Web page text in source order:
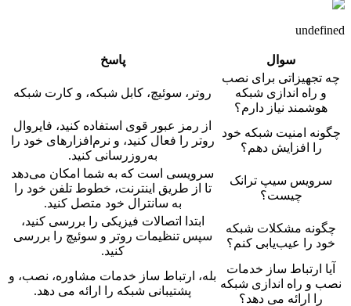
undefined
سوال
پاسخ
چه تجهیزاتی برای نصب
و راه اندازی شبکه
هوشمند نیاز دارم؟
روتر، سوئیچ، کابل شبکه، و کارت شبکه
چگونه امنیت شبکه خود
را افزایش دهم؟
از رمز عبور قوی استفاده کنید، فایروال
روتر را فعال کنید، و نرم‌افزارهای خود را
به‌روزرسانی کنید.
سرویس سیپ ترانک
چیست؟
سرویسی است که به شما امکان می‌دهد
تا از طریق اینترنت، خطوط تلفن خود را
به سانترال خود متصل کنید.
چگونه مشکلات شبکه
خود را عیب‌یابی کنم؟
ابتدا اتصالات فیزیکی را بررسی کنید،
سپس تنظیمات روتر و سوئیچ را بررسی
کنید.
آیا ارتباط ساز خدمات
نصب و راه اندازی شبکه
را ارائه می دهد؟
بله، ارتباط ساز خدمات مشاوره، نصب، و
پشتیبانی شبکه را ارائه می دهد.